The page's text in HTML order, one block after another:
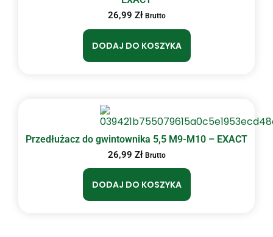
26,99 Zł Brutto
DODAJ DO KOSZYKA
Przedłużacz do gwintownika 5,5 M9-M10 – EXACT
26,99 Zł Brutto
DODAJ DO KOSZYKA